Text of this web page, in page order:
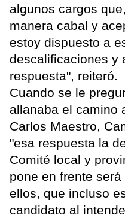
algunos cargos
manera cabal y
estoy dispuesto a
descalificaciones y
respuesta", reiteró.
Cuando se le
allanaba el camino
Carlos Maestro,
"esa respuesta la
Comité local y
pone en frente
ellos, que incluso
candidato al